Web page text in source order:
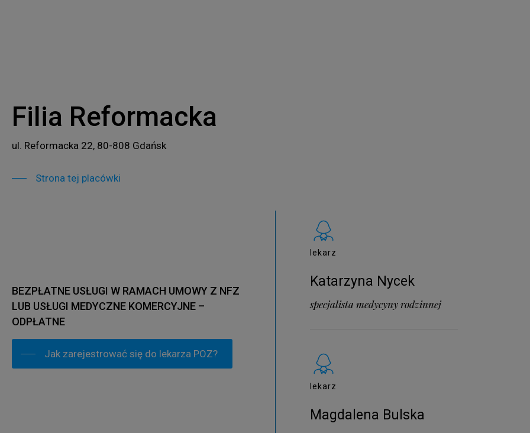
Filia Reformacka
ul. Reformacka 22, 80-808 Gdańsk
Strona tej placówki
BEZPŁATNE USŁUGI W RAMACH UMOWY Z NFZ
LUB USŁUGI MEDYCZNE KOMERCYJNE –
ODPŁATNE
Jak zarejestrować się do lekarza POZ?
lekarz
Katarzyna Nycek
specjalista medycyny rodzinnej
lekarz
Magdalena Bulska